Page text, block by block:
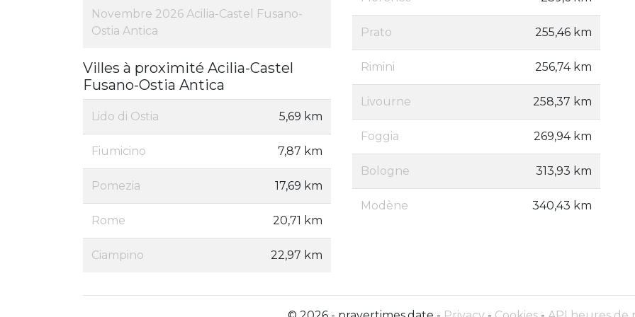
Novembre 2026 Acilia-Castel Fusano-
Ostia Antica
Villes à proximité Acilia-Castel
Fusano-Ostia Antica
Lido di Ostia 5,69 km
Fiumicino 7,87 km
Pomezia 17,69 km
Rome 20,71 km
Ciampino 22,97 km
Prato 255,46 km
Rimini 256,74 km
Livourne 258,37 km
Foggia 269,94 km
Bologne 313,93 km
Modène 340,43 km